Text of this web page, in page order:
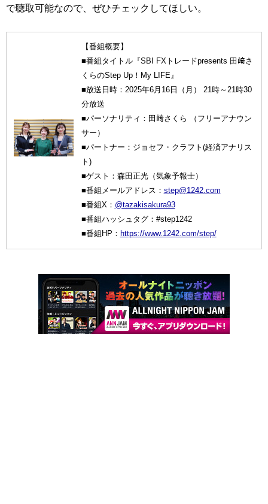
で聴取可能なので、ぜひチェックしてほしい。
【番組概要】
■番組タイトル『SBI FXトレードpresents 田﨑さ
くらのStep Up！My LIFE』
■放送日時：2025年6月16日（月） 21時～21時30
分放送
■パーソナリティ：田﨑さくら （フリーアナウン
サー）
■パートナー：ジョセフ・クラフト(経済アナリス
ト)
■ゲスト：森田正光（気象予報士）
■番組メールアドレス： step@1242.com
■番組X： @tazakisakura93
■番組ハッシュタグ：#step1242
■番組HP： https://www.1242.com/step/